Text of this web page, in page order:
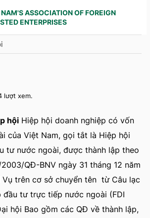
ASSOCIATION OF FOREIGN
ENTERPRISES
lượt xem.
hội Hiệp hội doanh nghiệp có vốn
của Việt Nam, gọi tắt là Hiệp hội
tư nước ngoài, được thành lập theo
QĐ-BNV ngày 31 tháng 12 năm
Vụ trên cơ sở chuyển tên từ Câu lạc
đầu tư trực tiếp nước ngoài (FDI
hội Bao gồm các QĐ về thành lập,